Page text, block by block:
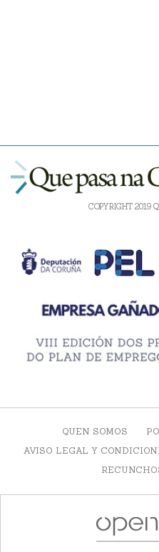
COPYRIGHT 2019
QUEN SOMOS
AVISO LEGAL Y